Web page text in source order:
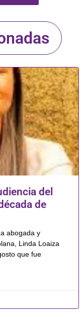
del
de
abogada y
Linda Loaiza
que fue